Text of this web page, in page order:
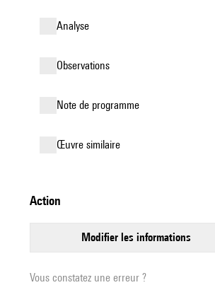
analyse
observations
Note de programme
œuvre similaire
action
modifier les informations
Vous constatez une erreur ?